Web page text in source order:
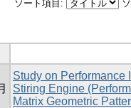
ソート項目:
Study on Performance
Stiring Engine
Matrix Geometric